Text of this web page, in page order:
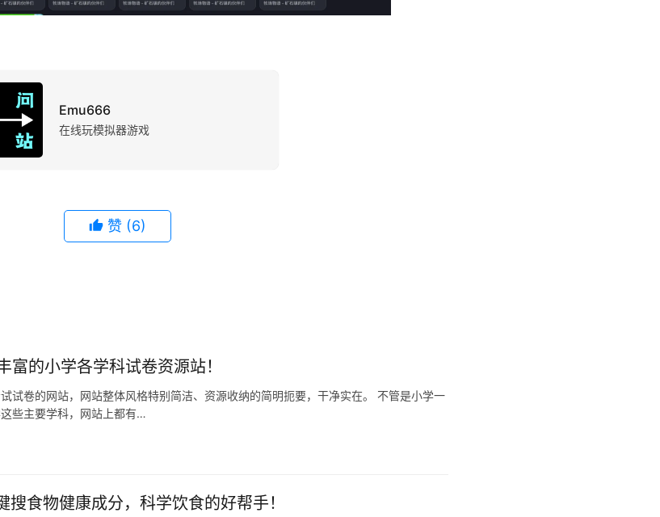
Emu666
在线玩模拟器游戏
赞 (6)
的小学各学科试卷资源站！
试卷的网站，网站整体风格特别简洁、资源收纳的简明扼要，干净实在。 不管是小学一
些主要学科，网站上都有…
食物健康成分，科学饮食的好帮手！